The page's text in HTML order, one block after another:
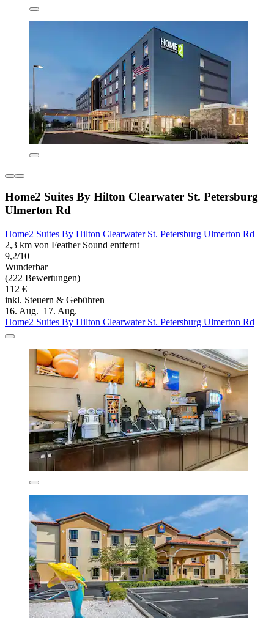
Home2 Suites By Hilton Clearwater St. Petersburg
Ulmerton Rd
Home2 Suites By Hilton Clearwater St. Petersburg Ulmerton Rd
2,3 km von Feather Sound entfernt
9,2/10
Wunderbar
(222 Bewertungen)
112 €
inkl. Steuern & Gebühren
16. Aug.–17. Aug.
Home2 Suites By Hilton Clearwater St. Petersburg Ulmerton Rd